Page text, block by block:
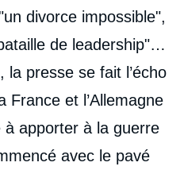
divorce impossible",
de leadership"…
la presse se fait l’écho
France et l’Allemagne
apporter à la guerre
avec le pavé